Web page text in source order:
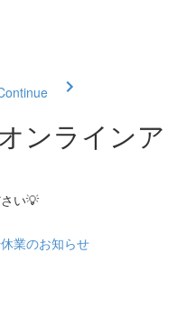
ンラインア
い💡
業のお知らせ